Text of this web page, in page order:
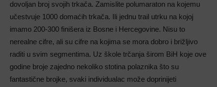
dovoljan broj svojih trkača. Zamislite polumaraton na kojemu
učestvuje 1000 domaćih trkača. Ili jednu trail utrku na kojoj
imamo 200-300 finišera iz Bosne i Hercegovine. Nisu to
nerealne cifre, ali su cifre na kojima se mora dobro i brižljivo
raditi u svim segmentima. Uz škole trčanja širom BiH koje ove
godine broje zajedno nekoliko stotina polaznika što su
fantastične brojke, svaki individualac može doprinijeti